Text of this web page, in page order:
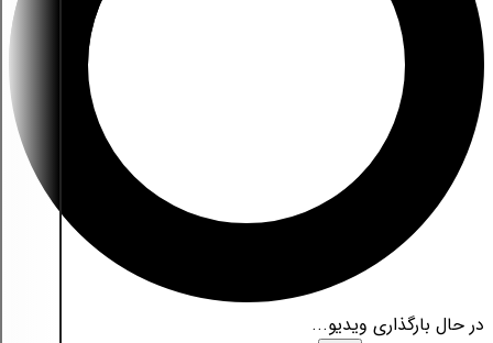
در حال بارگذاری ویدیو...